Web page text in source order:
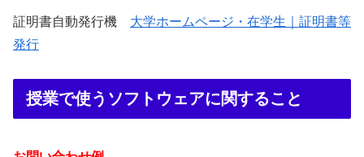
証明書自動発行機 大学ホームページ・在学生｜証明書等
発行
授業で使うソフトウェアに関すること